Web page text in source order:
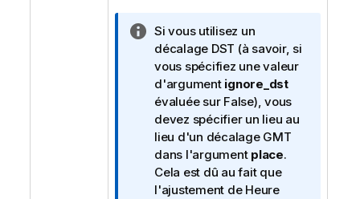
N
o
t
e
I
n
f
o
r
m
Si vous utilisez un
décalage DST (à savoir, si
vous spécifiez une valeur
d'argument ignore_dst
évaluée sur False), vous
devez spécifier un lieu au
lieu d'un décalage GMT
dans l'argument place.
Cela est dû au fait que
l'ajustement de Heure